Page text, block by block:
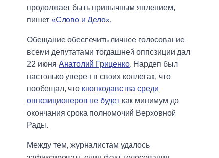
продолжает быть привычным явлением,
пишет «Слово и Дело».
Обещание обеспечить личное голосование
всеми депутатами тогдашней оппозиции дал
22 июня Анатолий Гриценко. Нардеп был
настолько уверен в своих коллегах, что
пообещал, что кнопкодавства среди
оппозиционеров не будет как минимум до
окончания срока полномочий Верховной
Рады.
Между тем, журналистам удалось